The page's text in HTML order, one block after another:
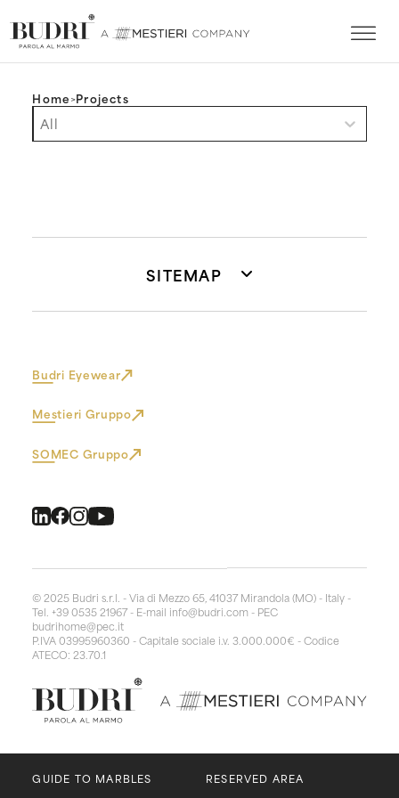
Home>Projects
Filtro progetti mobile (ENG)
Select content
Select content
SITEMAP
Budri Eyewear
Mestieri Gruppo
SOMEC Gruppo
© 2025 Budri s.r.l. - Via di Mezzo 65, 41037 Mirandola (MO) - Italy -
Tel. +39 0535 21967 - E-mail info@budri.com - PEC
budrihome@pec.it
P.IVA 03995960360 - Capitale sociale i.v. 3.000.000€ - Codice
ATECO: 23.70.1
GUIDE TO MARBLES
RESERVED AREA